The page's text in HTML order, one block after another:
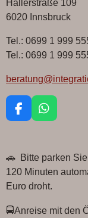
6020 Innsbruck
Tel.: 0699 1 999
Tel.: 0699 1 999
F
a
b
o
k
W
h
s
A
p
p
🚗 Bitte parken
120 Minuten
Euro droht.
🚍Anreise mit den